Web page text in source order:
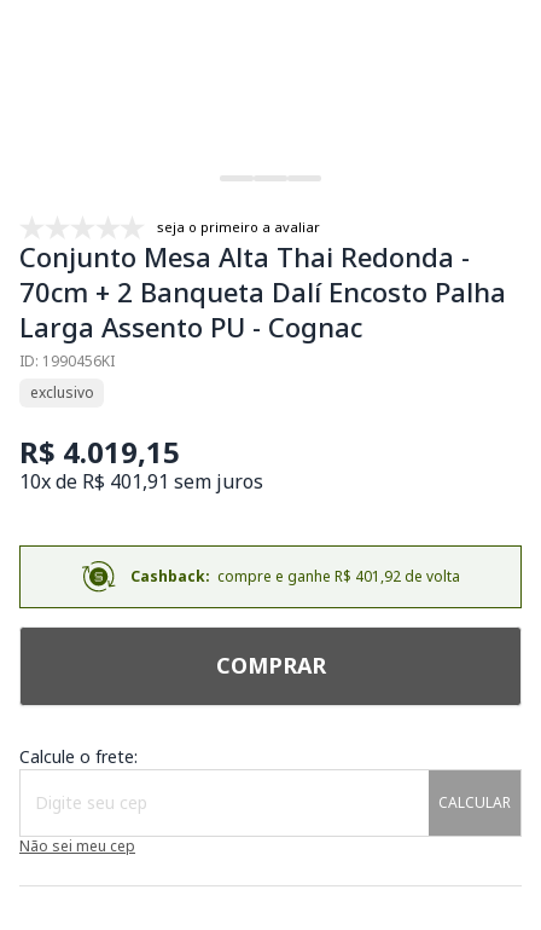
seja o primeiro a avaliar
Conjunto Mesa Alta Thai Redonda -
70cm + 2 Banqueta Dalí Encosto Palha
Larga Assento PU - Cognac
ID: 1990456KI
exclusivo
R$ 4.019,15
10x de R$ 401,91 sem juros
Cashback: compre e ganhe R$ 401,92 de volta
COMPRAR
Calcule o frete:
CALCULAR
Não sei meu cep